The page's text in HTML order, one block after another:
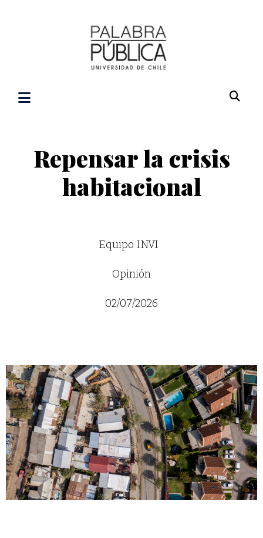
Repensar la crisis
habitacional
Equipo INVI
Opinión
02/07/2026